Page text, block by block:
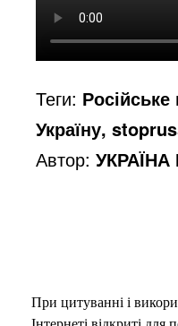
Теги:
Україну,
Автор:
При цитуванні і